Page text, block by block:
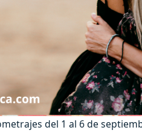
del 1 al 6 de